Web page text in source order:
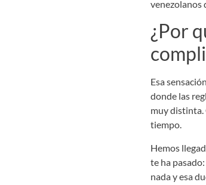
venezolanos
¿Por
Esa
donde las
muy distinta.
tiempo.
Hemos
te ha
nada y esa